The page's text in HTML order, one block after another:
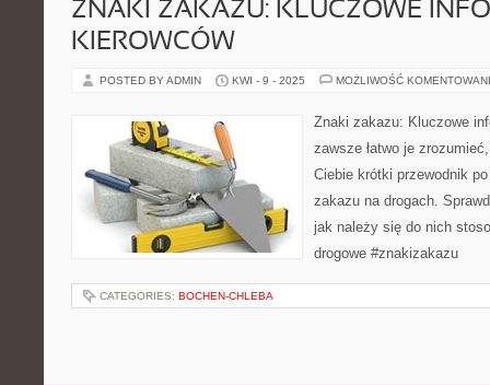
ZNAKI ZAKAZU: KLUCZOWE
KIEROWCÓW
POSTED BY ADMIN KWI - 9 - 2025 MOŻLIWOŚĆ
Znaki zakazu: Kluczowe
zawsze łatwo je
Ciebie krótki przewodnik
zakazu na drogach.
jak należy się do nich
drogowe #znakizakazu
CATEGORIES: BOCHEN-CHLEBA